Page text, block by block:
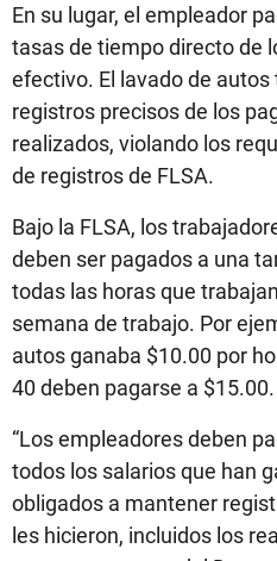
En su lugar, el empleador
tasas de tiempo directo de
efectivo. El lavado de
registros precisos de los
realizados, violando los
de registros de FLSA.
Bajo la FLSA, los
deben ser pagados a una
todas las horas que
semana de trabajo. Por
autos ganaba $10.00 por
40 deben pagarse a $15.00.
“Los empleadores deben
todos los salarios que han
obligados a mantener
les hicieron, incluidos los